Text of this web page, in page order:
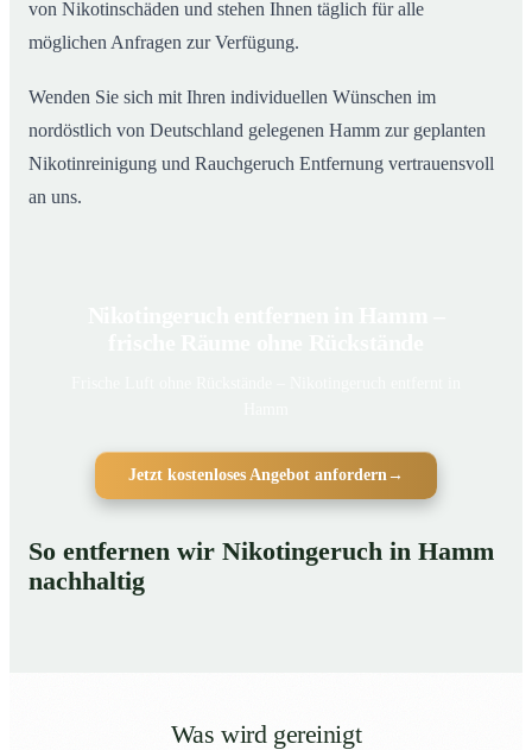
von Nikotinschäden und stehen Ihnen täglich für alle
möglichen Anfragen zur Verfügung.
Wenden Sie sich mit Ihren individuellen Wünschen im
nordöstlich von Deutschland gelegenen Hamm zur geplanten
Nikotinreinigung und Rauchgeruch Entfernung vertrauensvoll
an uns.
Jetzt kostenloses Angebot anfordern →
So entfernen wir Nikotingeruch in Hamm
nachhaltig
Was wird gereinigt